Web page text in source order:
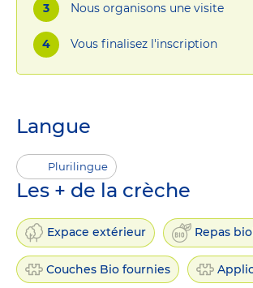
Nous organisons une visite
Vous finalisez l'inscription
Langue
Plurilingue
Les + de la crèche
Expace extérieur Repas
Couches Bio fournies